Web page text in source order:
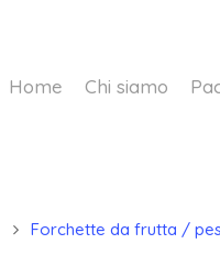
Home Chi siamo
Forchette da frutta /